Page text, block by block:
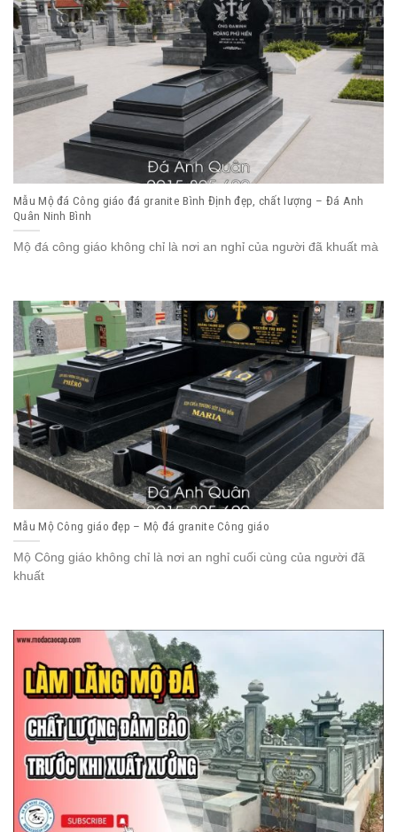
Mẫu Mộ đá Công giáo đá granite Bình Định đẹp, chất lượng – Đá Anh
Quân Ninh Bình
Mộ đá công giáo không chỉ là nơi an nghỉ của người đã khuất mà
Mẫu Mộ Công giáo đẹp – Mộ đá granite Công giáo
Mộ Công giáo không chỉ là nơi an nghỉ cuối cùng của người đã
khuất